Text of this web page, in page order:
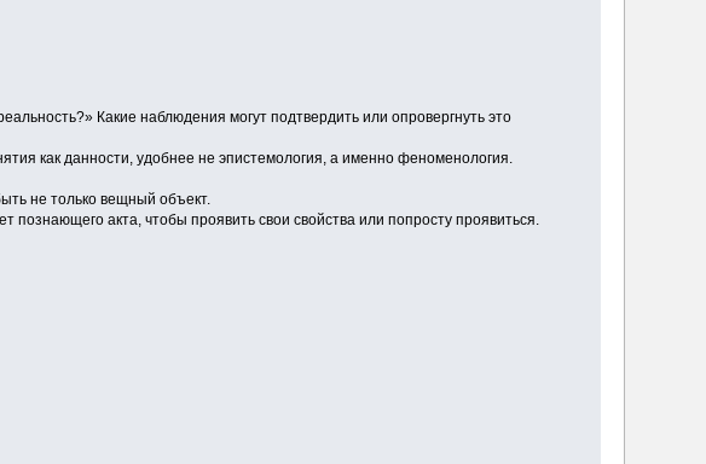
Какие наблюдения могут подтвердить или опровергнуть это
как данности, удобнее не эпистемология, а именно феноменология.
не только вещный объект.
познающего акта, чтобы проявить свои свойства или попросту проявиться.